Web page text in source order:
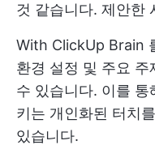
것 같습니다. 제안한
With ClickUp Brain
환경 설정 및 주요
수 있습니다. 이를 통
키는 개인화된 터치
있습니다.